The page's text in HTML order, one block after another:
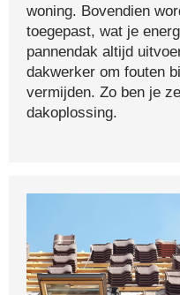
woning. Bovendien
toegepast, wat je
pannendak altijd
dakwerker om fouten
vermijden. Zo ben je
dakoplossing.